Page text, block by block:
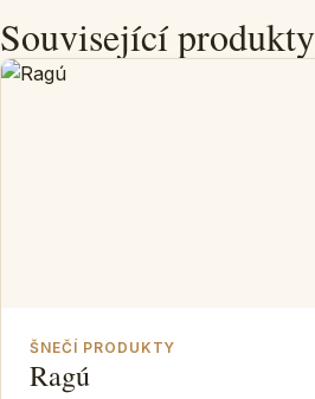
Související produkty
ŠNEČÍ PRODUKTY
Ragú